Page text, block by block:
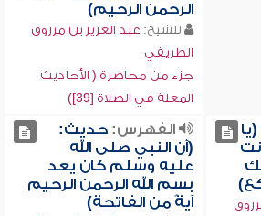
الرحمن الرحيم)
للشيخ: عبد العزيز بن مرزوق
الطريفي
جزء من محاضرة ( الأحاديث
المعلة في الصلاة [39])
الفهرس:حديث:
(أن النبي صلى الله
عليه وسلم كان يعد
بسم الله الرحمن الرحيم
آيةً من الفاتحة)